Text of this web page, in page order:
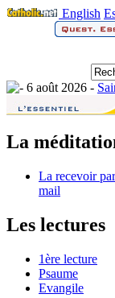
English
6 août 2026 -
La
La recevoir
mail
Les lectures
1ère lecture
Psaume
Evangile